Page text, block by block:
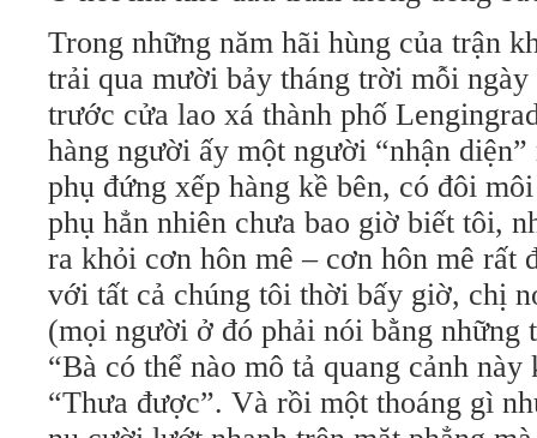
Trong những năm hãi hùng của trận
trải qua mười bảy tháng trời mỗi ngày
trước cửa lao xá thành phố
hàng người ấy một người “nhận
phụ đứng xếp hàng kề bên, có đôi
phụ hẳn nhiên chưa bao giờ biết tôi,
ra khỏi cơn hôn mê – cơn hôn mê rất
với tất cả chúng tôi thời bấy giờ, chị
(mọi người ở đó phải nói bằng những
“Bà có thể nào mô tả quang cảnh
“Thưa được”. Và rồi một thoáng gì